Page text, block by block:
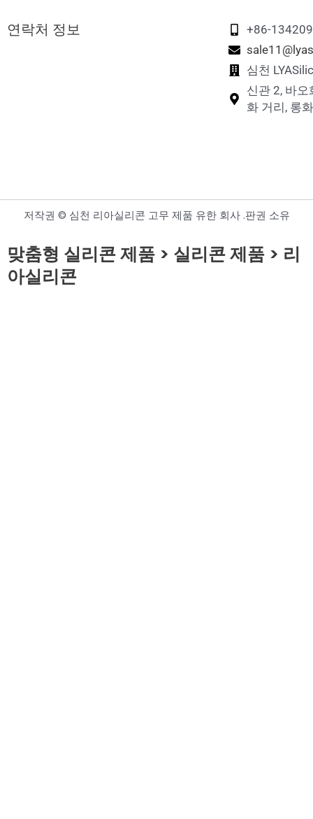
연락처 정보
+86-
심천
신관 2, 바오
화 거리, 롱
저작권 © 심천 리아실리콘 고무 제품 유한 회사 .판권 소유
맞춤형 실리콘 제품 > 실리콘 제품 > 리
아실리콘